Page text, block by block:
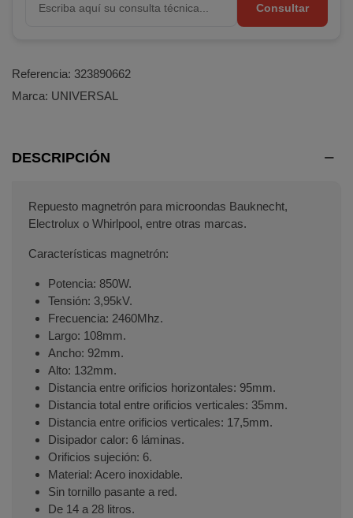
Consultar
Referencia: 323890662
Marca: UNIVERSAL
DESCRIPCIÓN
Repuesto magnetrón para microondas Bauknecht,
Electrolux o Whirlpool, entre otras marcas.
Características magnetrón:
Potencia: 850W.
Tensión: 3,95kV.
Frecuencia: 2460Mhz.
Largo: 108mm.
Ancho: 92mm.
Alto: 132mm.
Distancia entre orificios horizontales: 95mm.
Distancia total entre orificios verticales: 35mm.
Distancia entre orificios verticales: 17,5mm.
Disipador calor: 6 láminas.
Orificios sujeción: 6.
Material: Acero inoxidable.
Sin tornillo pasante a red.
De 14 a 28 litros.